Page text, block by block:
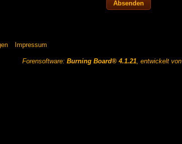
Impressum
Forensoftware: Burning Board® 4.1.21, entwickelt von